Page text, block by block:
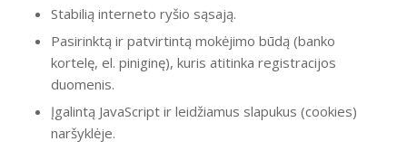
Stabilią interneto ryšio sąsają.
Pasirinktą ir patvirtintą mokėjimo būdą (banko
kortelę, el. piniginę), kuris atitinka registracijos
duomenis.
Įgalintą JavaScript ir leidžiamus slapukus (cookies)
naršyklėje.